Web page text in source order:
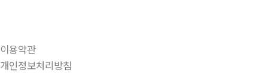
이용약관
개인정보처리방침